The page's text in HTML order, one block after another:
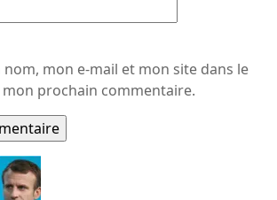
mon e-mail et mon site dans le
prochain commentaire.